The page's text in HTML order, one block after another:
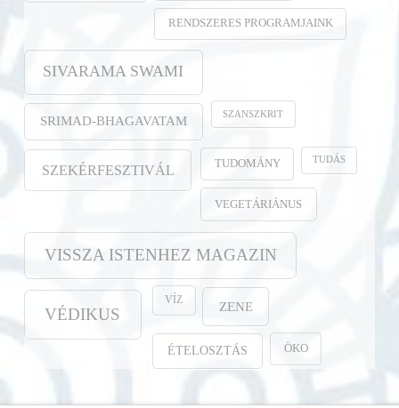
RENDSZERES PROGRAMJAINK
SIVARAMA SWAMI
SRIMAD-BHAGAVATAM SZANSZKRIT
SZEKÉRFESZTIVÁL TUDOMÁNY TUDÁS
VEGETÁRIÁNUS
VISSZA ISTENHEZ MAGAZIN
VÉDIKUS
VÍZ ZENE
ÉTELOSZTÁS ÖKO